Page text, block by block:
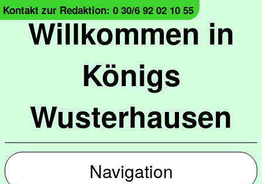
Willkommen in
Königs
Wusterhausen
Kontakt zur Redaktion: 0 30/6 92 02 10 55
Navigation